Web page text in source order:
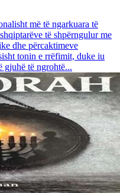
më të ngarkuara të
të shpërngulur me
dhe përcaktimeve
tonin e rrëfimit, duke iu
gjuhë të ngrohtë...